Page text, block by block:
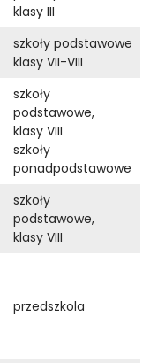
klasy III
szkoły podstawowe
klasy VII-VIII
szkoły
podstawowe,
klasy VIII
szkoły
ponadpodstawowe
szkoły
podstawowe,
klasy VIII
przedszkola